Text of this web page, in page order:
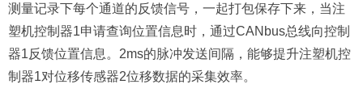
测量记录下每个通道的反馈信号，一起打包保存下来，当注
塑机控制器1申请查询位置信息时，通过CANbus总线向控制
器1反馈位置信息。2ms的脉冲发送间隔，能够提升注塑机控
制器1对位移传感器2位移数据的采集效率。